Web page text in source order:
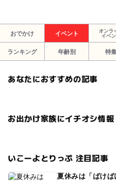
おでかけ イベント
オンラ
イベ
ランキング 年齢別 特
あなたにおすすめの記事
お出かけ家族にイチオシ情報
いこーよとりっぷ 注目記事
夏休みは「ばけ